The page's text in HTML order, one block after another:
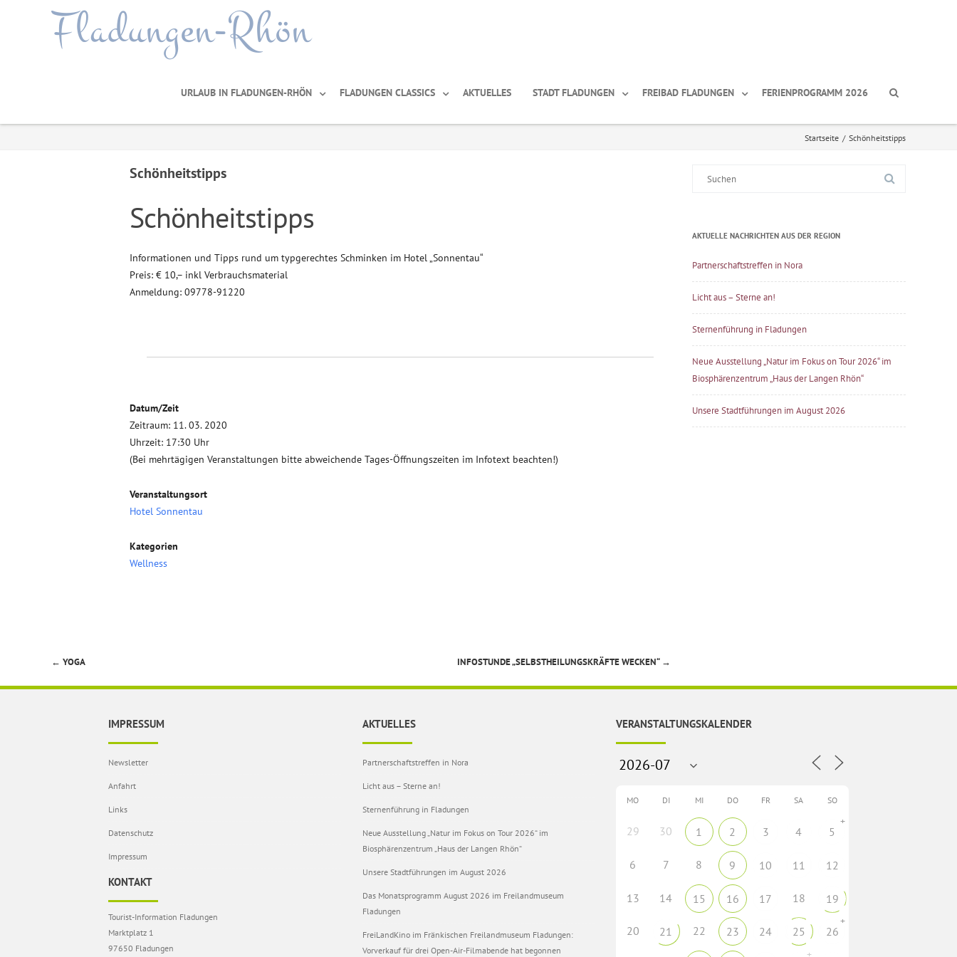
Fladungen-Rhön
URLAUB IN FLADUNGEN-RHÖN FLADUNGEN CLASSICS AKTUELLES STADT FLADUNGEN FREIBAD FLADUNGEN FERIENPROGRAMM 2026
Startseite / Schönheitstipps
Schönheitstipps
Schönheitstipps
Informationen und Tipps rund um typgerechtes Schminken im Hotel „Sonnentau“
Preis: € 10,– inkl Verbrauchsmaterial
Anmeldung: 09778-91220
Datum/Zeit
Zeitraum: 11. 03. 2020
Uhrzeit: 17:30 Uhr
(Bei mehrtägigen Veranstaltungen bitte abweichende Tages-Öffnungszeiten im Infotext beachten!)
Veranstaltungsort
Hotel Sonnentau
Kategorien
Wellness
Beitragsnavigation
← YOGA INFOSTUNDE „SELBSTHEILUNGSKRÄFTE WECKEN“ →
AKTUELLE NACHRICHTEN AUS DER REGION
Partnerschaftstreffen in Nora
Licht aus – Sterne an!
Sternenführung in Fladungen
Neue Ausstellung „Natur im Fokus on Tour 2026“ im
Biosphärenzentrum „Haus der Langen Rhön“
Unsere Stadtführungen im August 2026
IMPRESSUM
Newsletter
Anfahrt
Links
Datenschutz
Impressum
KONTAKT
Tourist-Information Fladungen
Marktplatz 1
97650 Fladungen
AKTUELLES
Partnerschaftstreffen in Nora
Licht aus – Sterne an!
Sternenführung in Fladungen
Neue Ausstellung „Natur im Fokus on Tour 2026“ im
Biosphärenzentrum „Haus der Langen Rhön“
Unsere Stadtführungen im August 2026
Das Monatsprogramm August 2026 im Freilandmuseum
Fladungen
FreiLandKino im Fränkischen Freilandmuseum Fladungen:
Vorverkauf für drei Open-Air-Filmabende hat begonnen
VERANSTALTUNGSKALENDER
MO DI MI DO FR SA SO
29 30 1 2 3 4 5
+
6 7 8 9 10 11 12
13 14 15 16 17 18 19
20 21 22 23 24 25 26
+
+